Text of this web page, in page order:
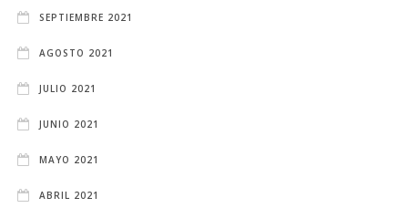
SEPTIEMBRE 2021
AGOSTO 2021
JULIO 2021
JUNIO 2021
MAYO 2021
ABRIL 2021